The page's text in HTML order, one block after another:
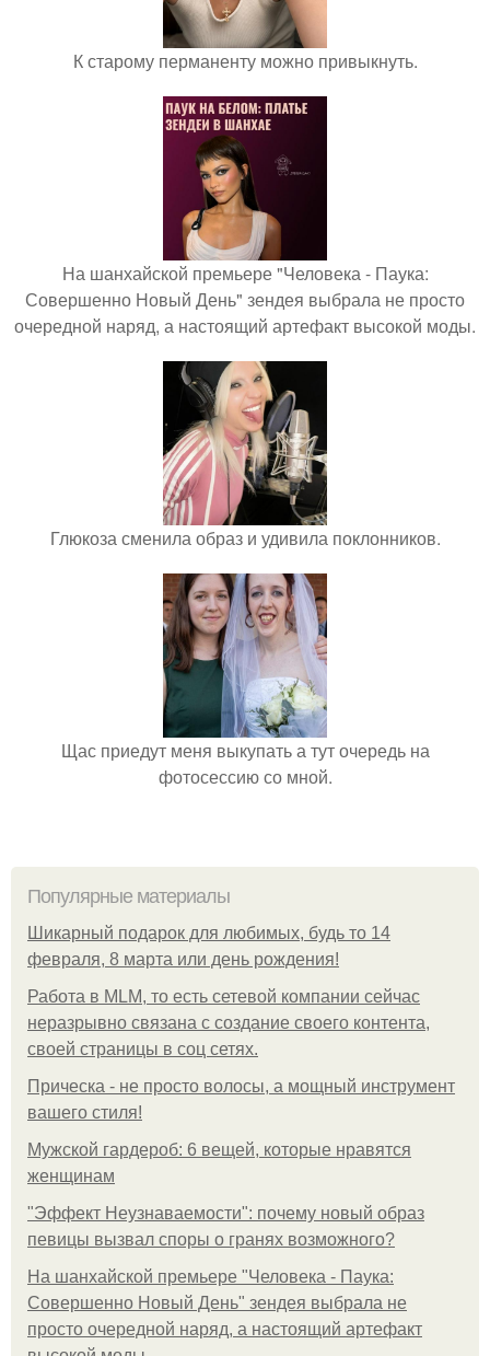
К старому перманенту можно привыкнуть.
На шанхайской премьере "Человека - Паука:
Совершенно Новый День" зендея выбрала не просто
очередной наряд, а настоящий артефакт высокой моды.
Глюкоза сменила образ и удивила поклонников.
Щас приедут меня выкупать а тут очередь на
фотосессию со мной.
Популярные материалы
Шикарный подарок для любимых, будь то 14
февраля, 8 марта или день рождения!
Работа в MLM, то есть сетевой компании сейчас
неразрывно связана с создание своего контента,
своей страницы в соц сетях.
Прическа - не просто волосы, а мощный инструмент
вашего стиля!
Мужской гардероб: 6 вещей, которые нравятся
женщинам
"Эффект Неузнаваемости": почему новый образ
певицы вызвал споры о гранях возможного?
На шанхайской премьере "Человека - Паука:
Совершенно Новый День" зендея выбрала не
просто очередной наряд, а настоящий артефакт